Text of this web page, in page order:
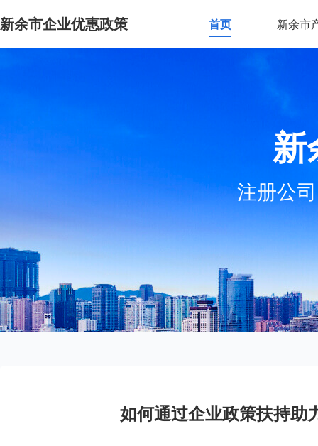
新余市企业优惠政策 首页 新余市
新
注册公
如何通过企业政策扶持助